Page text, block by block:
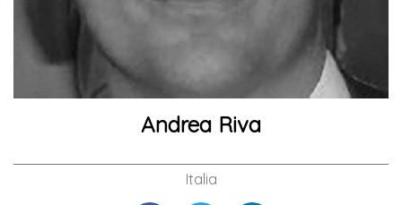
Andrea Riva
Italia